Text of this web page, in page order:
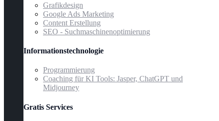
Grafikdesign
Google Ads Marketing
Content Erstellung
SEO - Suchmaschinenoptimierung
Informationstechnologie
Programmierung
Coaching für KI Tools: Jasper, ChatGPT und
Midjourney
Gratis Services